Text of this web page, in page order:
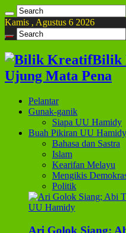
Kamis , Agustus 6 2026
Bilik
Ujung Mata Pena
Pelantar
Gunak-ganik
Siapa UU Hamidy
Buah Pikiran UU Hamidy
Bahasa dan Sastra
Islam
Kearifan Melayu
Mengikis
Politik
Ari Golok Siang;